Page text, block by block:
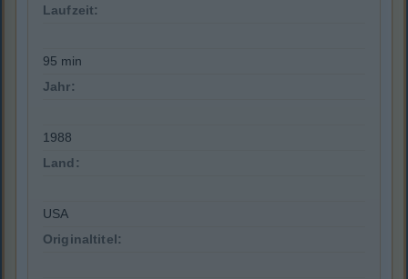
Laufzeit:
95 min
Jahr:
1988
Land:
USA
Originaltitel: